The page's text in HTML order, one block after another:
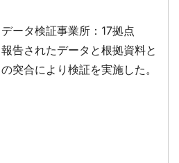
データ検証事業所：17拠点
報告されたデータと根拠資料と
の突合により検証を実施した。